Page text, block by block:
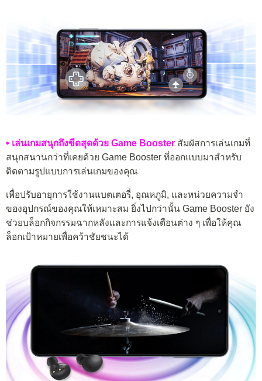
• เล่นเกมสนุกถึงขีดสุดด้วย Game Booster สัมผัสการเล่นเกมที่
สนุกสนานกว่าที่เคยด้วย Game Booster ที่ออกแบบมาสำหรับ
ติดตามรูปแบบการเล่นเกมของคุณ
เพื่อปรับอายุการใช้งานแบตเตอรี่, อุณหภูมิ, และหน่วยความจำ
ของอุปกรณ์ของคุณให้เหมาะสม ยิ่งไปกว่านั้น Game Booster ยัง
ช่วยบล็อกกิจกรรมฉากหลังและการแจ้งเตือนต่าง ๆ เพื่อให้คุณ
ล็อกเป้าหมายเพื่อคว้าชัยชนะได้